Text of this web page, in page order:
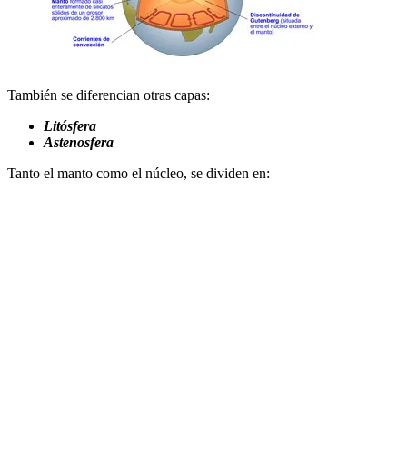
También se diferencian otras capas:
Litósfera
Astenosfera
Tanto el manto como el núcleo, se dividen en: